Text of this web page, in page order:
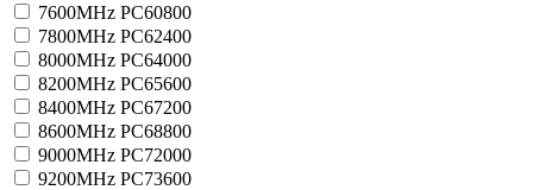
7600MHz PC60800
7800MHz PC62400
8000MHz PC64000
8200MHz PC65600
8400MHz PC67200
8600MHz PC68800
9000MHz PC72000
9200MHz PC73600